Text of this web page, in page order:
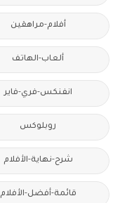
أفلام-مراهقين
ألعاب-الهاتف
انفنكس-فري-فاير
روبلوكس
شرح-نهاية-الأفلام
قائمة-أفضل-الأفلام